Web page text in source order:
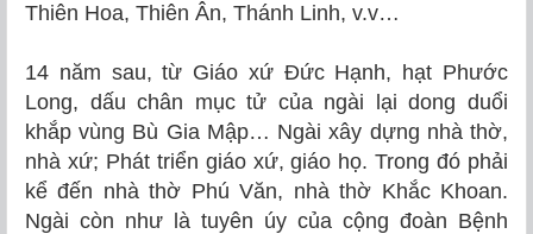
Thiên Hoa, Thiên Ân, Thánh Linh, v.v…
14 năm sau, từ Giáo xứ Đức Hạnh, hạt Phước
Long, dấu chân mục tử của ngài lại dong duổi
khắp vùng Bù Gia Mập… Ngài xây dựng nhà thờ,
nhà xứ; Phát triển giáo xứ, giáo họ. Trong đó phải
kể đến nhà thờ Phú Văn, nhà thờ Khắc Khoan.
Ngài còn như là tuyên úy của cộng đoàn Bệnh